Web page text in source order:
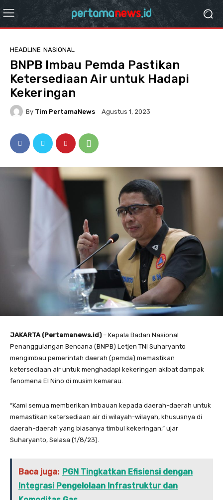
HEADLINE NASIONAL
BNPB Imbau Pemda Pastikan
Ketersediaan Air untuk Hadapi
Kekeringan
By Tim PertamaNews Agustus 1, 2023
JAKARTA (Pertamanews.id)– Kepala Badan Nasional
Penanggulangan Bencana (BNPB) Letjen TNI Suharyanto
mengimbau pemerintah daerah (pemda) memastikan
ketersediaan air untuk menghadapi kekeringan akibat dampak
fenomena El Nino di musim kemarau.
“Kami semua memberikan imbauan kepada daerah-daerah untuk
memastikan ketersediaan air di wilayah-wilayah, khususnya di
daerah-daerah yang biasanya timbul kekeringan,” ujar
Suharyanto, Selasa (1/8/23).
Baca juga: PGN Tingkatkan Efisiensi dengan
Integrasi Pengelolaan Infrastruktur dan